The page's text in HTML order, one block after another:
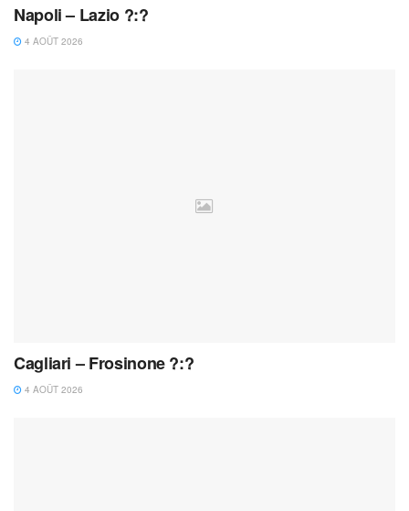
Napoli – Lazio ?:?
4 AOÛT 2026
Cagliari – Frosinone ?:?
4 AOÛT 2026